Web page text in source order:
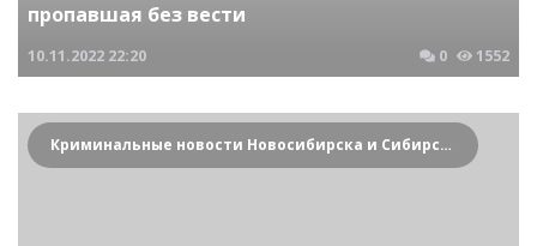
пропавшая без вести
10.11.2022 22:20 0 1552
Криминальные новости Новосибирска и Сибирского региона